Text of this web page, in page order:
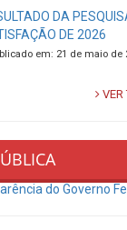
DA
DE 2026
em: 21 de maio de
VER